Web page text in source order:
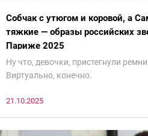
Собчак с утюгом и коровой, а
тяжкие — образы российских
Париже 2025
Ну что, девочки, пристегнули
Виртуально, конечно.
21.10.2025